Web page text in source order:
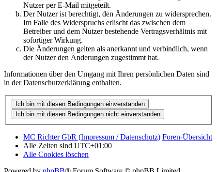
Nutzer per E-Mail mitgeteilt.
Der Nutzer ist berechtigt, den Änderungen zu widersprechen.
Im Falle des Widerspruchs erlischt das zwischen dem
Betreiber und dem Nutzer bestehende Vertragsverhältnis mit
sofortiger Wirkung.
Die Änderungen gelten als anerkannt und verbindlich, wenn
der Nutzer den Änderungen zugestimmt hat.
Informationen über den Umgang mit Ihren persönlichen Daten sind
in der Datenschutzerklärung enthalten.
MC Richter GbR (Impressum / Datenschutz) Foren-Übersicht
Alle Zeiten sind UTC+01:00
Alle Cookies löschen